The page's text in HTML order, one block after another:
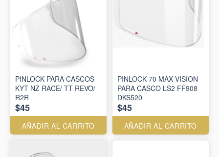
PINLOCK PARA CASCOS
KYT NZ RACE/ TT REVO/
R2R
$45
AÑADIR AL CARRITO
PINLOCK 70 MAX VISION
PARA CASCO LS2 FF908
DKS520
$45
AÑADIR AL CARRITO